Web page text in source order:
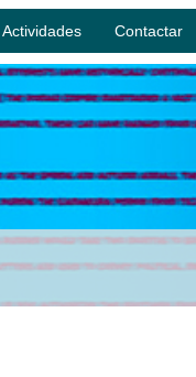
Actividades Contactar